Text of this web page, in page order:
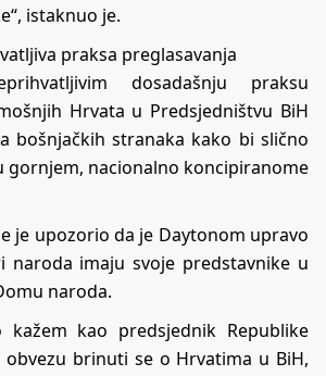
istaknuo je.
praksa preglasavanja
dosadašnju praksu
Hrvata u Predsjedništvu BiH
bošnjačkih stranaka kako bi slično
gornjem, nacionalno koncipiranome
je upozorio da je Daytonom upravo
naroda imaju svoje predstavnike u
naroda.
kažem kao predsjednik Republike
brinuti se o Hrvatima u BiH,